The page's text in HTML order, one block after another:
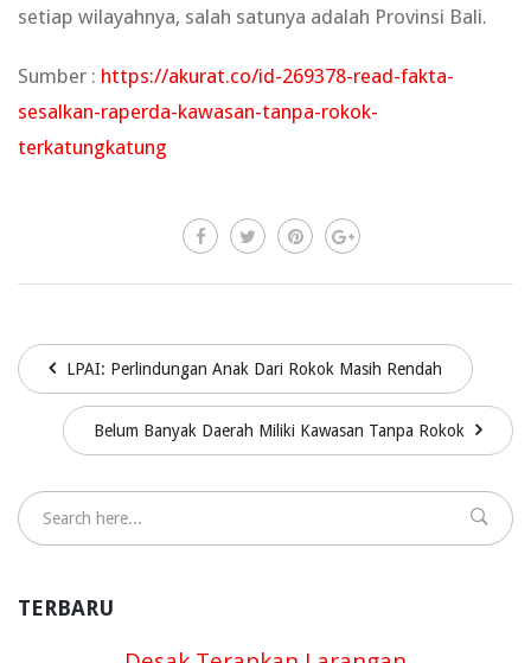
setiap wilayahnya, salah satunya adalah Provinsi Bali.
Sumber : https://akurat.co/id-269378-read-fakta-
sesalkan-raperda-kawasan-tanpa-rokok-
terkatungkatung
LPAI: Perlindungan Anak Dari Rokok Masih Rendah
Belum Banyak Daerah Miliki Kawasan Tanpa Rokok
TERBARU